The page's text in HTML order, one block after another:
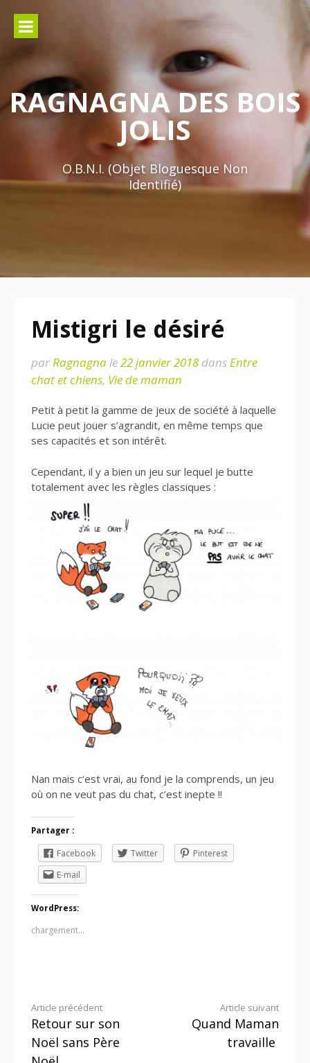
contenu
RAGNAGNA DES BOIS
JOLIS
O.B.N.I. (Objet Bloguesque Non
Identifié)
Mistigri le désiré
parRagnagnale22 janvier 2018dansEntre
chat et chiens, Vie de maman
Petit à petit la gamme de jeux de société à laquelle
Lucie peut jouer s’agrandit, en même temps que
ses capacités et son intérêt.
Cependant, il y a bien un jeu sur lequel je butte
totalement avec les règles classiques :
Nan mais c’est vrai, au fond je la comprends, un jeu
où on ne veut pas du chat, c’est inepte !!
Partager :
Facebook Twitter
Pinterest
E-mail
WordPress:
chargement…
Lire
la
Article précédent
Retour sur son
Noël sans Père
Article suivant
Quand Maman
travaille